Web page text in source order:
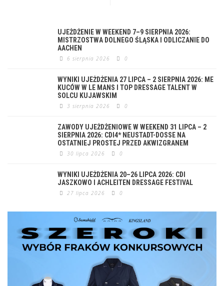
UJEŻDŻENIE W WEEKEND 7–9 SIERPNIA 2026:
MISTRZOSTWA DOLNEGO ŚLĄSKA I ODLICZANIE DO
AACHEN
6 sierpnia 2026 0
WYNIKI UJEŻDŻENIA 27 LIPCA – 2 SIERPNIA 2026: ME
KUCÓW W LE MANS I TOP DRESSAGE TALENT W
SOLCU KUJAWSKIM
3 sierpnia 2026 0
ZAWODY UJEŻDŻENIOWE W WEEKEND 31 LIPCA – 2
SIERPNIA 2026: CDI4* NEUSTADT-DOSSE NA
OSTATNIEJ PROSTEJ PRZED AKWIZGRANEM
30 lipca 2026 0
WYNIKI UJEŻDŻENIA 20–26 LIPCA 2026: CDI
JASZKOWO I ACHLEITEN DRESSAGE FESTIVAL
27 lipca 2026 0